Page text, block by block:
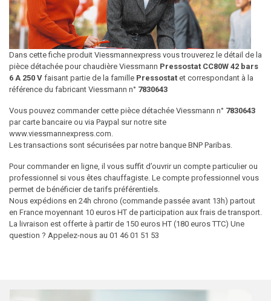
Dans cette fiche produit Viessmannexpress vous trouverez le détail de la
pièce détachée pour chaudière Viessmann Pressostat CC80W 42 bars
6 A 250 V faisant partie de la famille Pressostat et correspondant à la
référence du fabricant Viessmann n° 7830643
Vous pouvez commander cette pièce détachée Viessmann n° 7830643
par carte bancaire ou via Paypal sur notre site
www.viessmannexpress.com.
Les transactions sont sécurisées par notre banque BNP Paribas.
Pour commander en ligne, il vous suffit d’ouvrir un compte particulier ou
professionnel si vous êtes chauffagiste. Le compte professionnel vous
permet de bénéficier de tarifs préférentiels.
Nous expédions en 24h chrono (commande passée avant 13h) partout
en France moyennant 10 euros HT de participation aux frais de transport.
La livraison est offerte à partir de 150 euros HT (180 euros TTC) Une
question ? Appelez-nous au 01 46 01 51 53